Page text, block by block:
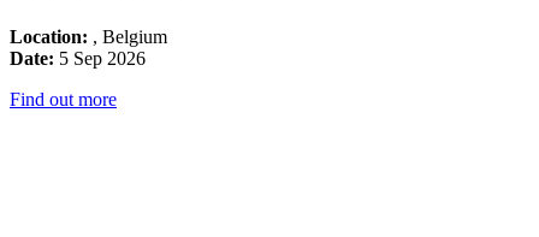
Location: , Belgium
Date: 5 Sep 2026
Find out more